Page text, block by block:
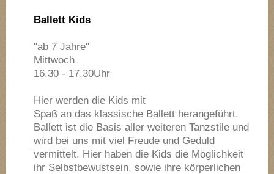
Ballett Kids
"ab 7 Jahre"
Mittwoch
16.30 - 17.30Uhr
Hier werden die Kids mit
Spaß an das klassische Ballett herangeführt.
Ballett ist die Basis aller weiteren Tanzstile und
wird bei uns mit viel Freude und Geduld
vermittelt. Hier haben die Kids die Möglichkeit
ihr Selbstbewustsein, sowie ihre körperlichen